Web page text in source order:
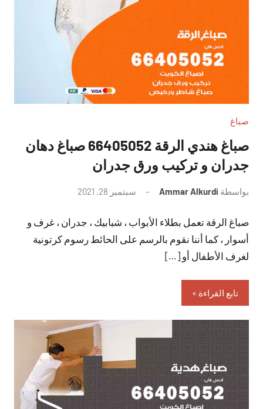
صباغ
صباغ هندي الرقة 66405052 صباغ دهان
جدران و تركيب ورق جدران
بواسطة Ammar Alkurdi سبتمبر 28, 2021
تعليقات
صباغ الرقة تعمل بطلاء الأبواب ، شبابيك ، جدران ، غرف و
أسوار ، كما أننا نقوم بالرسم على الحائط رسوم كرتونية
لغرف الأطفال أو […]
تابع القراءة